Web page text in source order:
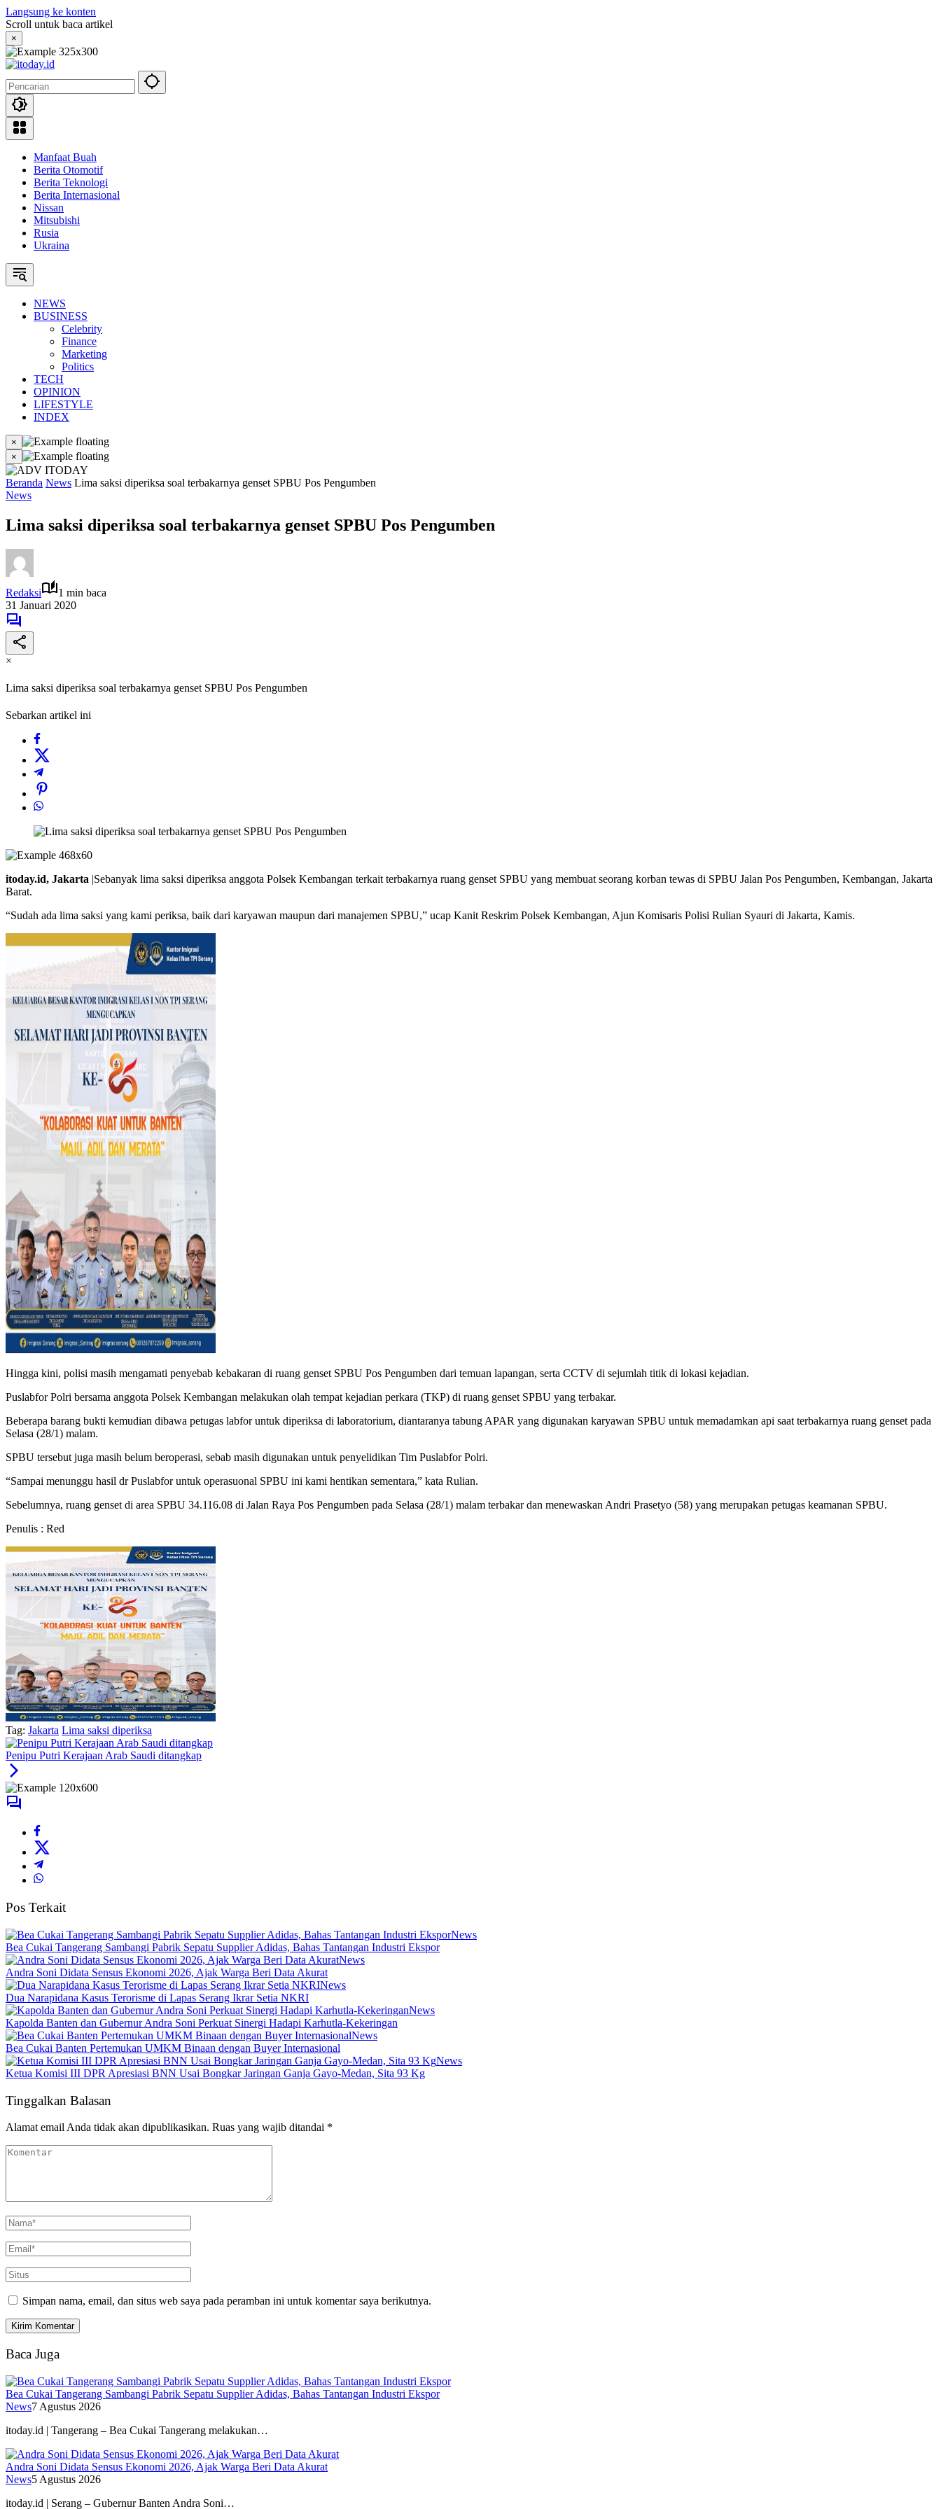
Langsung ke konten
Scroll untuk baca artikel
×
Manfaat Buah
Berita Otomotif
Berita Teknologi
Berita Internasional
Nissan
Mitsubishi
Rusia
Ukraina
NEWS
BUSINESS
Celebrity
Finance
Marketing
Politics
TECH
OPINION
LIFESTYLE
INDEX
×
×
Beranda News Lima saksi diperiksa soal terbakarnya genset SPBU Pos Pengumben
News
Lima saksi diperiksa soal terbakarnya genset SPBU Pos Pengumben
Redaksi
1 min baca
31 Januari 2020
×
Lima saksi diperiksa soal terbakarnya genset SPBU Pos Pengumben
Sebarkan artikel ini
itoday.id, Jakarta |Sebanyak lima saksi diperiksa anggota Polsek Kembangan terkait terbakarnya ruang genset SPBU yang membuat seorang korban tewas di SPBU Jalan Pos Pengumben, Kembangan, Jakarta
Barat.
“Sudah ada lima saksi yang kami periksa, baik dari karyawan maupun dari manajemen SPBU,” ucap Kanit Reskrim Polsek Kembangan, Ajun Komisaris Polisi Rulian Syauri di Jakarta, Kamis.
Hingga kini, polisi masih mengamati penyebab kebakaran di ruang genset SPBU Pos Pengumben dari temuan lapangan, serta CCTV di sejumlah titik di lokasi kejadian.
Puslabfor Polri bersama anggota Polsek Kembangan melakukan olah tempat kejadian perkara (TKP) di ruang genset SPBU yang terbakar.
Beberapa barang bukti kemudian dibawa petugas labfor untuk diperiksa di laboratorium, diantaranya tabung APAR yang digunakan karyawan SPBU untuk memadamkan api saat terbakarnya ruang genset pada
Selasa (28/1) malam.
SPBU tersebut juga masih belum beroperasi, sebab masih digunakan untuk penyelidikan Tim Puslabfor Polri.
“Sampai menunggu hasil dr Puslabfor untuk operasuonal SPBU ini kami hentikan sementara,” kata Rulian.
Sebelumnya, ruang genset di area SPBU 34.116.08 di Jalan Raya Pos Pengumben pada Selasa (28/1) malam terbakar dan menewaskan Andri Prasetyo (58) yang merupakan petugas keamanan SPBU.
Penulis : Red
Tag: Jakarta Lima saksi diperiksa
Penipu Putri Kerajaan Arab Saudi ditangkap
Pos Terkait
News
Bea Cukai Tangerang Sambangi Pabrik Sepatu Supplier Adidas, Bahas Tantangan Industri Ekspor
News
Andra Soni Didata Sensus Ekonomi 2026, Ajak Warga Beri Data Akurat
News
Dua Narapidana Kasus Terorisme di Lapas Serang Ikrar Setia NKRI
News
Kapolda Banten dan Gubernur Andra Soni Perkuat Sinergi Hadapi Karhutla-Kekeringan
News
Bea Cukai Banten Pertemukan UMKM Binaan dengan Buyer Internasional
News
Ketua Komisi III DPR Apresiasi BNN Usai Bongkar Jaringan Ganja Gayo-Medan, Sita 93 Kg
Tinggalkan Balasan
Alamat email Anda tidak akan dipublikasikan. Ruas yang wajib ditandai *
Simpan nama, email, dan situs web saya pada peramban ini untuk komentar saya berikutnya.
Baca Juga
Bea Cukai Tangerang Sambangi Pabrik Sepatu Supplier Adidas, Bahas Tantangan Industri Ekspor
News7 Agustus 2026
itoday.id | Tangerang – Bea Cukai Tangerang melakukan…
Andra Soni Didata Sensus Ekonomi 2026, Ajak Warga Beri Data Akurat
News5 Agustus 2026
itoday.id | Serang – Gubernur Banten Andra Soni…